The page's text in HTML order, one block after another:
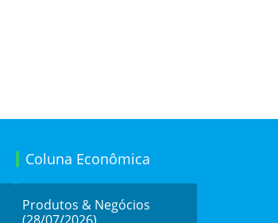
Coluna Econômica
Produtos & Negócios
(28/07/2026)